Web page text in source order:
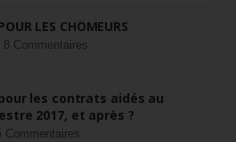
LES CHÔMEURS
8 Commentaires
les contrats aidés au
2017, et après ?
Commentaires